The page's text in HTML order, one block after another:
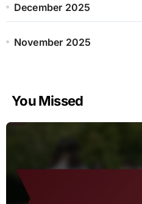
December 2025
November 2025
You Missed